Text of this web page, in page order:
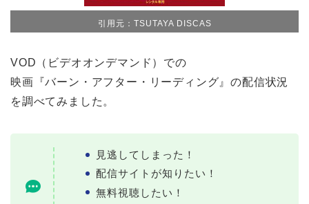
引用元：TSUTAYA DISCAS
VOD（ビデオオンデマンド）での
映画『バーン・アフター・リーディング』の配信状況
を調べてみました。
見逃してしまった！
配信サイトが知りたい！
無料視聴したい！